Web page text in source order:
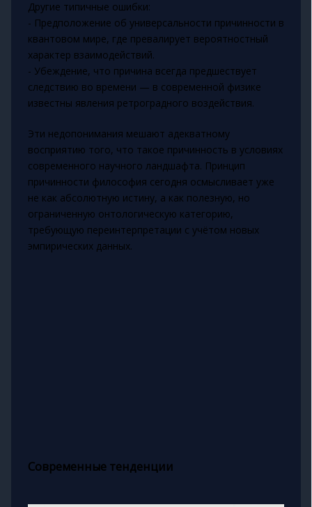
Другие типичные ошибки:
- Предположение об универсальности причинности в
квантовом мире, где превалирует вероятностный
характер взаимодействий.
- Убеждение, что причина всегда предшествует
следствию во времени — в современной физике
известны явления ретроградного воздействия.
Эти недопонимания мешают адекватному
восприятию того, что такое причинность в условиях
современного научного ландшафта. Принцип
причинности философия сегодня осмысливает уже
не как абсолютную истину, а как полезную, но
ограниченную онтологическую категорию,
требующую переинтерпретации с учётом новых
эмпирических данных.
Современные тенденции